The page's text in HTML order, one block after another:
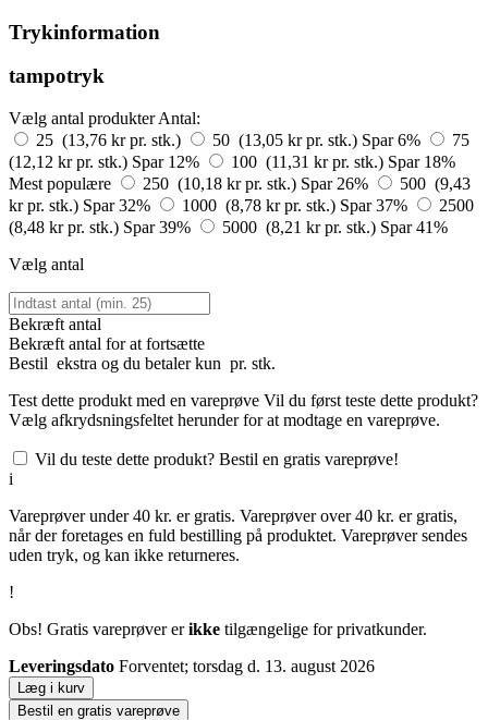
Trykinformation
tampotryk
Vælg antal produkter Antal:
25 (13,76 kr pr. stk.)
50 (13,05 kr pr. stk.) Spar 6%
75
(12,12 kr pr. stk.) Spar 12% 100 (11,31 kr pr. stk.) Spar 18%
Mest populære
250 (10,18 kr pr. stk.) Spar 26%
500 (9,43
kr pr. stk.) Spar 32% 1000 (8,78 kr pr. stk.) Spar 37%
2500
(8,48 kr pr. stk.) Spar 39% 5000 (8,21 kr pr. stk.) Spar 41%
Vælg antal
Bekræft antal
Bekræft antal for at fortsætte
Bestil ekstra og du betaler kun pr. stk.
Test dette produkt med en vareprøve Vil du først teste dette produkt?
Vælg afkrydsningsfeltet herunder for at modtage en vareprøve.
Vil du teste dette produkt? Bestil en gratis vareprøve!
i
Vareprøver under 40 kr. er gratis. Vareprøver over 40 kr. er gratis,
når der foretages en fuld bestilling på produktet. Vareprøver sendes
uden tryk, og kan ikke returneres.
!
Obs! Gratis vareprøver erikke tilgængelige for privatkunder.
Leveringsdato Forventet; torsdag d. 13. august 2026
Læg i kurv
Bestil en gratis vareprøve